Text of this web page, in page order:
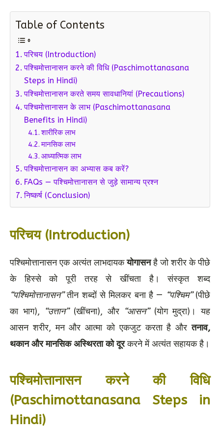
Table of Contents
परिचय (Introduction)
पश्चिमोत्तानासन करने की विधि (Paschimottanasana
Steps in Hindi)
पश्चिमोत्तानासन करते समय सावधानियां (Precautions)
पश्चिमोत्तानासन के लाभ (Paschimottanasana
Benefits in Hindi)
शारीरिक लाभ
मानसिक लाभ
आध्यात्मिक लाभ
पश्चिमोत्तानासन का अभ्यास कब करें?
FAQs — पश्चिमोत्तानासन से जुड़े सामान्य प्रश्न
निष्कर्ष (Conclusion)
परिचय (Introduction)
पश्चिमोत्तानासन एक अत्यंत लाभदायकयोगासनहै जो शरीर के पीछे
के हिस्से को पूरी तरह से खींचता है। संस्कृत शब्द
“पश्चिमोत्तानासन”तीन शब्दों से मिलकर बना है — “पश्चिम”(पीछे
का भाग), “उत्तान”(खींचना), और “आसन”(योग मुद्रा)। यह
आसन शरीर, मन और आत्मा को एकजुट करता है औरतनाव,
थकान और मानसिक अस्थिरता को दूरकरने में अत्यंत सहायक है।
पश्चिमोत्तानासन करने की विधि
(Paschimottanasana Steps in
Hindi)